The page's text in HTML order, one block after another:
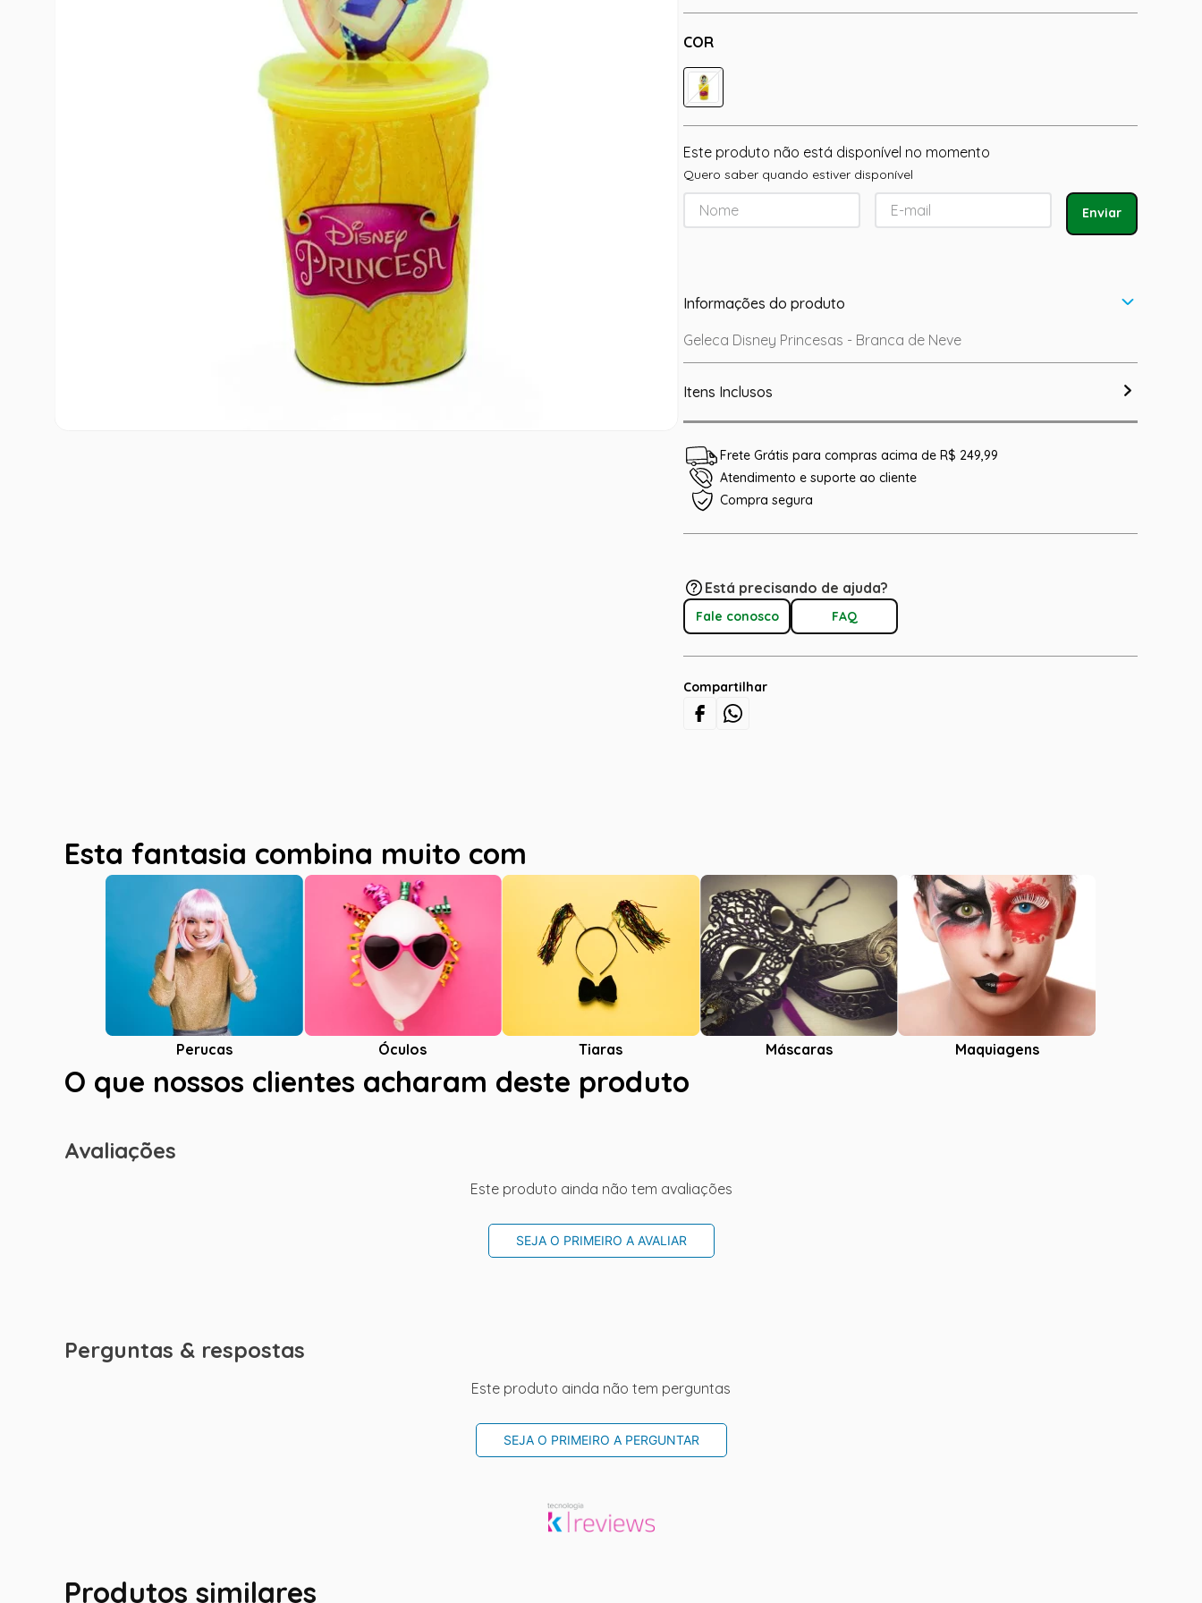
COR
Este produto não está disponível no momento
Quero saber quando estiver disponível
Enviar
Informações do produto
Geleca Disney Princesas - Branca de Neve
Itens Inclusos
Frete Grátis para compras acima de R$ 249,99
Atendimento e suporte ao cliente
Compra segura
Está precisando de ajuda?
Fale conosco FAQ
Compartilhar
Esta fantasia combina muito com
Perucas Óculos Tiaras Máscaras Maquiagens
O que nossos clientes acharam deste produto
Avaliações
Este produto ainda não tem avaliações
SEJA O PRIMEIRO A AVALIAR
Perguntas & respostas
Este produto ainda não tem perguntas
SEJA O PRIMEIRO A PERGUNTAR
Produtos similares
10º rumi